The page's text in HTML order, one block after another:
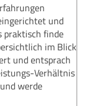
und
praktisch finde
im Blick
und entsprach
Verhältnis
werde